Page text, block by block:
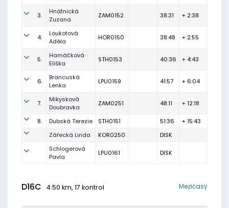
3.
Hnátnická
Zuzana
ZAM0152 38:31 + 2:38
4.
Loukotová
Adéla
HOR0150 38:48 + 2:55
5.
Hamáčková
Eliška
STH0153 40:36 + 4:43
6.
Brancuská
Lenka
LPU0159 41:57 + 6:04
7.
Mikysková
Doubravka
ZAM0251 48:11 + 12:18
8. Dubská Terezie STH0151 51:36
+ 15:43
Zářecká Linda
KOR0250
DISK
Schlogerová
Pavla
LPU0161 DISK
D16C 4.50 km, 17 kontrol Mezičasy